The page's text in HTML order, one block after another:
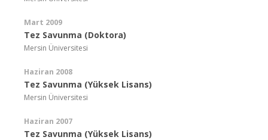
Mart 2009
Tez Savunma (Doktora)
Mersin Üniversitesi
Haziran 2008
Tez Savunma (Yüksek Lisans)
Mersin Üniversitesi
Haziran 2007
Tez Savunma (Yüksek Lisans)